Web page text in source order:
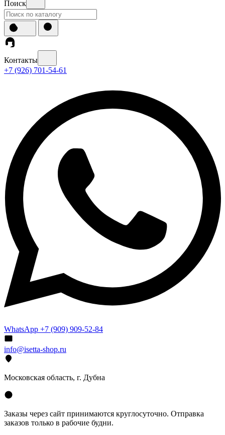
Поиск
Контакты
+7 (926) 701-54-61
WhatsApp +7 (909) 909-52-84
info@isetta-shop.ru
Московская область, г. Дубна
Заказы через сайт принимаются круглосуточно. Отправка
заказов только в рабочие будни.